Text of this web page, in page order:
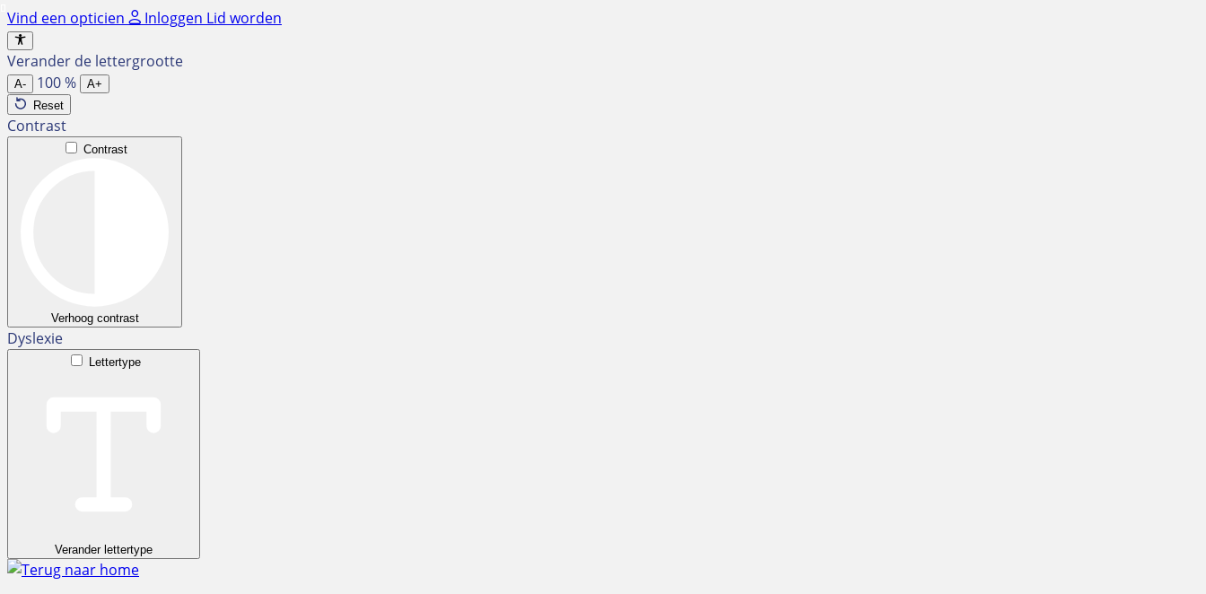
Ga
naar
de
inhoud
Vind een opticien Inloggen Lid worden
Verander de lettergrootte
A- 100%
A+
Reset
Contrast
Contrast
Verhoog contrast
Dyslexie
Lettertype
Verander lettertype